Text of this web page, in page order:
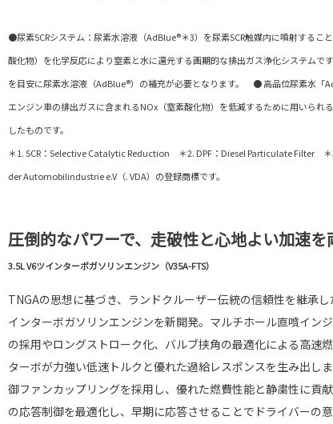
●尿素SCRシステム：尿素水溶液（AdBlue®＊3）を尿素SCR触媒内に噴射するこ
酸化物）を化学反応により窒素と水に還元する画期的な排出ガス浄化システム
を目安に尿素水溶液（AdBlue®）の補充が必要となります。 ● 高品位尿素水「
エンジン車の排出ガスに含まれるNOx（窒素酸化物）を低減するために用いられ
したものです。
＊1. SCR：Selective Catalytic Reduction ＊2. DPF：Diesel Particulate Filter
der Automobilindustrie e.V（. VDA）の登録商標です。
圧倒的なパワーで、走破性と心地よい加速を
3.5L V6ツインターボガソリンエンジン（V35A-FTS）
TNGAの思想に基づき、ランドクルーザー伝統の信頼性を継承し
インターボガソリンエンジンを新開発。マルチホール直噴イン
の採用やロングストローク化、バルブ挟角の最適化による高速
ターボが力強い低速トルクと優れた過給レスポンスを生み出し
御ファンカップリングを採用し、優れた燃費性能と静粛性に貢
の応答制御を最適化し、早期に応答させることでドライバーの